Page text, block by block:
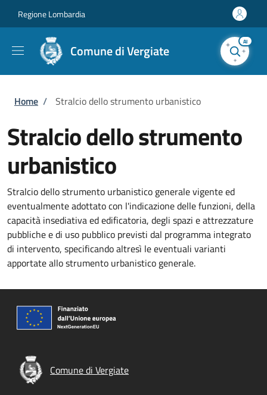
Regione Lombardia
Comune di Vergiate
AI
Briciole di pane
Home / Stralcio dello strumento urbanistico
Stralcio dello strumento
urbanistico
Stralcio dello strumento urbanistico generale vigente ed
eventualmente adottato con l'indicazione delle funzioni, della
capacità insediativa ed edificatoria, degli spazi e attrezzature
pubbliche e di uso pubblico previsti dal programma integrato
di intervento, specificando altresì le eventuali varianti
apportate allo strumento urbanistico generale.
Comune di Vergiate